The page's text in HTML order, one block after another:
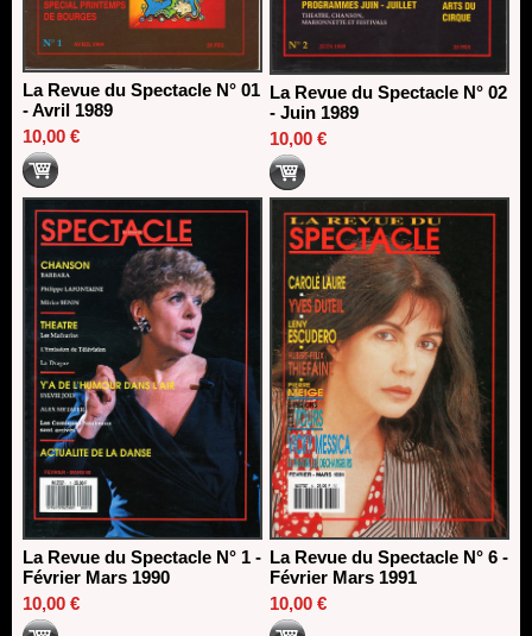
La Revue du Spectacle N° 01
- Avril 1989
10,00 €
La Revue du Spectacle N° 02
- Juin 1989
10,00 €
La Revue du Spectacle N° 1 -
Février Mars 1990
10,00 €
La Revue du Spectacle N° 6 -
Février Mars 1991
10,00 €